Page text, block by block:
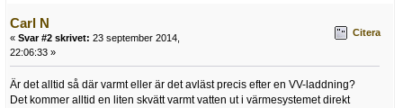
Carl N
« Svar #2 skrivet: 23 september 2014,
22:06:33 »
Citera
Är det alltid så där varmt eller är det avläst precis efter en VV-laddning?
Det kommer alltid en liten skvätt varmt vatten ut i värmesystemet direkt